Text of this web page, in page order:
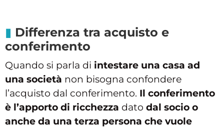
Differenza tra acquisto e
conferimento
Quando si parla di intestare una casa ad
una società non bisogna confondere
l’acquisto dal conferimento. Il conferimento
è l’apporto di ricchezza dato dal socio o
anche da una terza persona che vuole